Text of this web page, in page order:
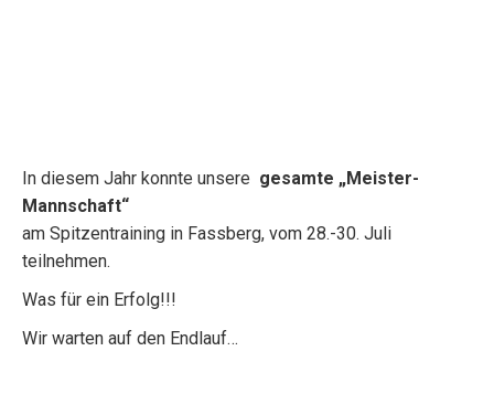
In diesem Jahr konnte unsere gesamte „Meister-
Mannschaft“
am Spitzentraining in Fassberg, vom 28.-30. Juli
teilnehmen.
Was für ein Erfolg!!!
Wir warten auf den Endlauf…